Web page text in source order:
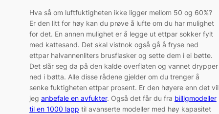
Hva så om luftfuktigheten ikke ligger mellom 50 og 60%?
Er den litt for høy kan du prøve å lufte om du har mulighet
for det. En annen mulighet er å legge ut ettpar sokker fylt
med kattesand. Det skal vistnok også gå å fryse ned
ettpar halvannenliters brusflasker og sette dem i ei bøtte.
Det slår seg da på den kalde overflaten og vannet drypper
ned i bøtta. Alle disse rådene gjelder om du trenger å
senke fuktigheten ettpar prosent. Er den høyere enn det vil
jeg anbefale en avfukter. Også det får du fra billigmodeller
til en 1000 lapp til avanserte modeller med høy kapasitet